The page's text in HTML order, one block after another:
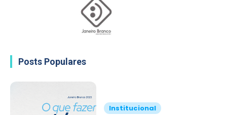
Posts Populares
Institucional